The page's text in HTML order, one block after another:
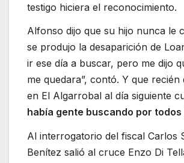
testigo hiciera el reconocimiento.
Alfonso dijo que su hijo nunca le
se produjo la desaparición de
ir ese día a buscar, pero me dijo
me quedara”, contó. Y que recién
en El Algarrobal al día siguiente
había gente buscando por todos
Al interrogatorio del fiscal Carlos
Benítez salió al cruce Enzo Di